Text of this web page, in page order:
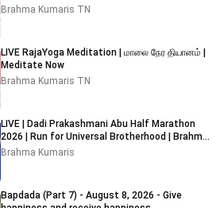
#brahmakumaristamilnadu
Brahma Kumaris TN
LIVE RajaYoga Meditation | மாலை நேர தியானம் |
Meditate Now
Brahma Kumaris TN
LIVE | Dadi Prakashmani Abu Half Marathon
2026 | Run for Universal Brotherhood | Brahma
Kumaris
Brahma Kumaris
Bapdada (Part 7) - August 8, 2026 - Give